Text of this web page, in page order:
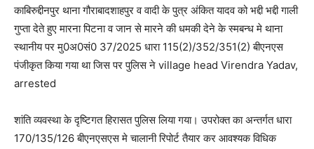
काबिरुद्दीनपुर थाना गौराबादशाहपुर व वादी के पुत्र अंकित यादव को भद्दी भद्दी गाली
गुप्ता देते हुए मारना पिटना व जान से मारने की धमकी देने के स्मबन्ध मे थाना
स्थानीय पर मु0अ0सं0 37/2025 धारा 115(2)/352/351(2) बीएनएस
पंजीकृत किया गया था जिस पर पुलिस ने village head Virendra Yadav,
arrested
शांति व्यवस्था के दृष्टिगत हिरासत पुलिस लिया गया। उपरोक्त का अन्तर्गत धारा
170/135/126 बीएनएसएस मे चालानी रिपोर्ट तैयार कर आवश्यक विधिक